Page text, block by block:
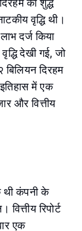
का शुद्ध
वृद्धि थी।
दर्ज किया
देखी गई, जो
दिरहम
में एक
और वित्तीय
थी कंपनी के
रिपोर्ट
एक